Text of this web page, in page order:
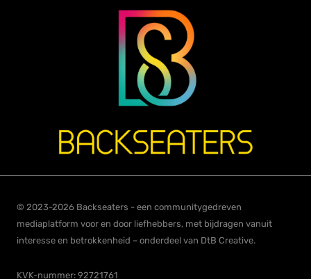
© 2023-2026 Backseaters - een communitygedreven
mediaplatform voor en door liefhebbers, met bijdragen vanuit
interesse en betrokkenheid – onderdeel van DtB Creative.
KVK-nummer: 92721761